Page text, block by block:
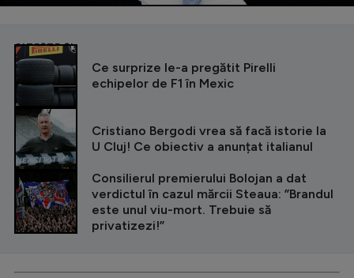
CITEȘTE ȘI
Ce surprize le-a pregătit Pirelli
echipelor de F1 în Mexic
Cristiano Bergodi vrea să facă istorie la
U Cluj! Ce obiectiv a anunțat italianul
Consilierul premierului Bolojan a dat
verdictul în cazul mărcii Steaua: ”Brandul
este unul viu-mort. Trebuie să
privatizezi!”